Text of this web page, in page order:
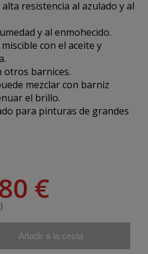
resistencia al azulado y al
y al enmohecido.
con el aceite y
otros barnices.
mezclar con barniz
el brillo.
para pinturas de grandes
€
Añadir a la cesta